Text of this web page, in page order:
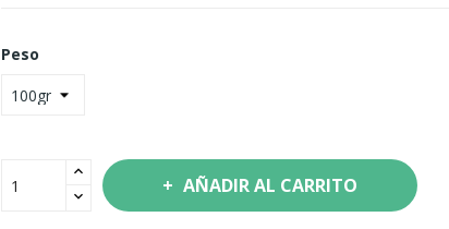
Peso
AÑADIR AL CARRITO